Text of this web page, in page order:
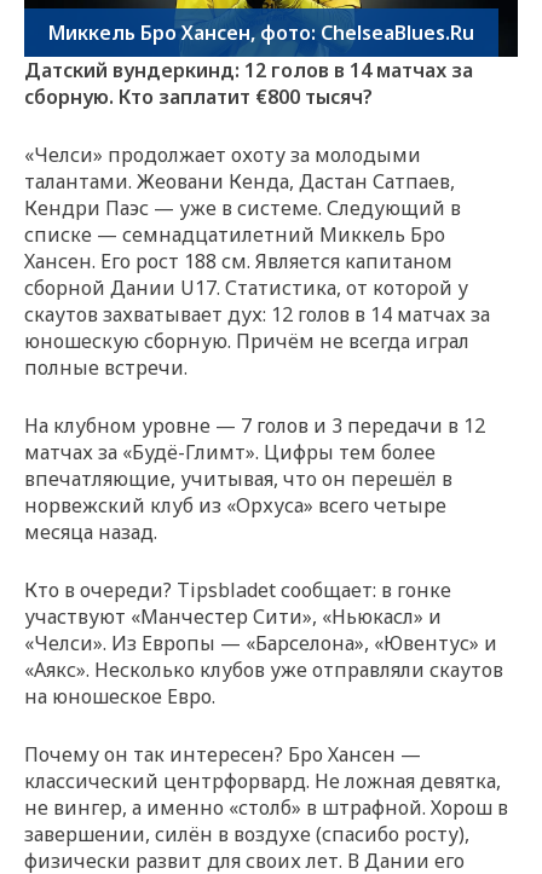
Миккель Бро Хансен, фото: ChelseaBlues.Ru
Датский вундеркинд: 12 голов в 14 матчах за
сборную. Кто заплатит €800 тысяч?
«Челси» продолжает охоту за молодыми
талантами. Жеовани Кенда, Дастан Сатпаев,
Кендри Паэс — уже в системе. Следующий в
списке — семнадцатилетний Миккель Бро
Хансен. Его рост 188 см. Является капитаном
сборной Дании U17. Статистика, от которой у
скаутов захватывает дух: 12 голов в 14 матчах за
юношескую сборную. Причём не всегда играл
полные встречи.
На клубном уровне — 7 голов и 3 передачи в 12
матчах за «Будё-Глимт». Цифры тем более
впечатляющие, учитывая, что он перешёл в
норвежский клуб из «Орхуса» всего четыре
месяца назад.
Кто в очереди? Tipsbladet сообщает: в гонке
участвуют «Манчестер Сити», «Ньюкасл» и
«Челси». Из Европы — «Барселона», «Ювентус» и
«Аякс». Несколько клубов уже отправляли скаутов
на юношеское Евро.
Почему он так интересен? Бро Хансен —
классический центрфорвард. Не ложная девятка,
не вингер, а именно «столб» в штрафной. Хорош в
завершении, силён в воздухе (спасибо росту),
физически развит для своих лет. В Дании его